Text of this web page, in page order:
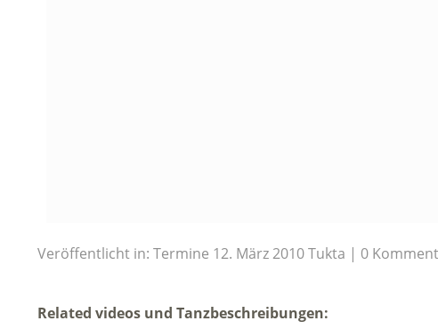
Veröffentlicht in: Termine 12. März 2010Tukta 0
Related videos und Tanzbeschreibungen: